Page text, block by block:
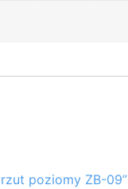
poziomy ZB-09”